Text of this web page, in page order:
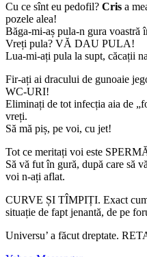
Cu ce sînt eu pedofil? Cris a
pozele alea!
Băga-mi-aș pula-n gura voastră
Vreți pula? VĂ DAU PULA!
Lua-mi-ați pula la supt, căcații
Fir-ați ai dracului de gunoaie
WC-URI!
Eliminați de tot infecția aia de
vreți.
Să mă piș, pe voi, cu jet!
Tot ce meritați voi este
Să vă fut în gură, după care să
voi n-ați aflat.
CURVE ȘI TÎMPIȚI. Exact
situație de fapt jenantă, de pe
Universu’ a făcut dreptate.